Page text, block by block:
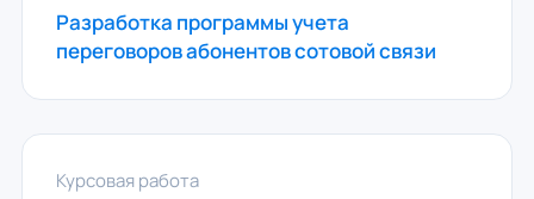
Разработка программы учета
переговоров абонентов сотовой связи
Курсовая работа